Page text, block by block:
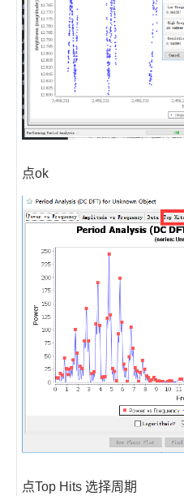
点ok
点Top Hits 选择周期